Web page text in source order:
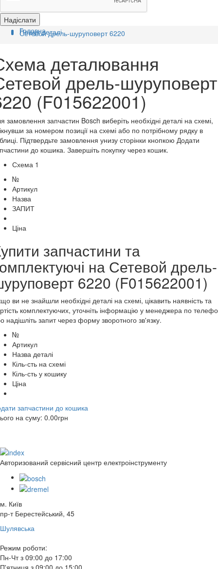
Головна
Пошук деталі
Сетевой дрель-шуруповерт 6220
деталювання
дрель-шуруповерт
(F015622001)
замовлення запчастин Bosch виберіть необхідні деталі на схемі,
за номером позиції на схемі або по потрібному рядку в
Підтвердьте замовлення унизу сторінки кнопкою Додати
до кошика. Завершіть покупку через кошик.
Схема 1
№
Артикул
Назва
ЗАПИТ
Ціна
запчастини та
на Сетевой дрель-
6220 (F015622001)
ви не знайшли необхідні деталі на схемі, цікавить наявність та
комплектуючих, уточніть інформацію у менеджера по
надішліть запит через форму зворотного зв'язку.
№
Артикул
Назва деталі
Кіль-сть на схемі
Кіль-сть у кошику
Ціна
запчастини до кошика
на суму: 0.00грн
Авторизований сервісний центр електроінструменту
м. Київ
пр-т Берестейський, 45
Шулявська
Режим роботи:
Пн-Чт з 09:00 до 17:00
П'ятниця з 09:00 до 15:00